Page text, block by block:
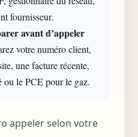
fournisseur.
avant d’appeler
votre numéro client,
une facture récente,
le PCE pour le gaz.
appeler selon votre